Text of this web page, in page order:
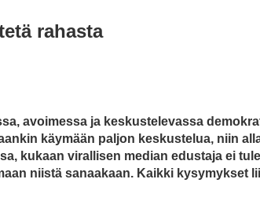
rahasta
avoimessa ja keskustelevassa
käymään paljon keskustelua, niin
kukaan virallisen median edustaja ei
niistä sanaakaan. Kaikki kysymykset